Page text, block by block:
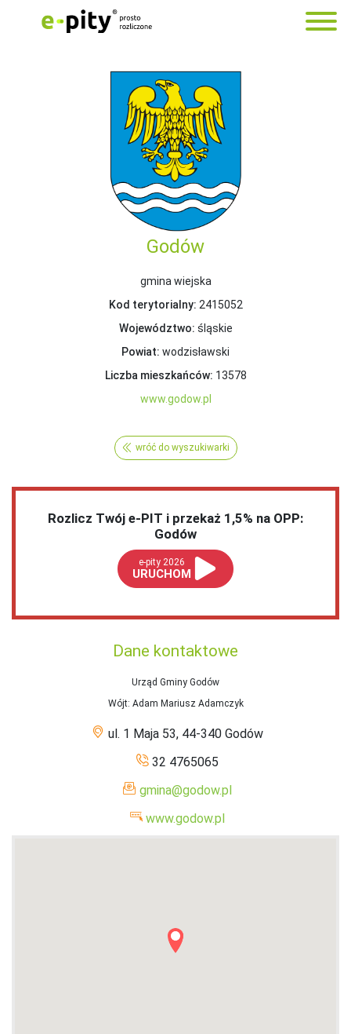
Godów
gmina wiejska
Kod terytorialny: 2415052
Województwo: śląskie
Powiat: wodzisławski
Liczba mieszkańców: 13578
www.godow.pl
wróć do wyszukiwarki
Rozlicz Twój e-PIT i przekaż 1,5% na OPP:
Godów
e-pity 2026
URUCHOM
Dane kontaktowe
Urząd Gminy Godów
Wójt: Adam Mariusz Adamczyk
ul. 1 Maja 53, 44-340 Godów
32 4765065
gmina@godow.pl
www.godow.pl